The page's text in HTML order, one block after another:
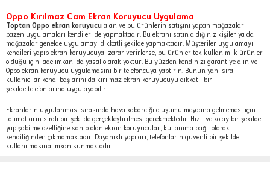
Oppo Kırılmaz Cam Ekran Koruyucu Uygulama
Toptan Oppo ekran koruyucu alan ve bu ürünlerin satışını yapan mağazalar,
bazen uygulamaları kendileri de yapmaktadır. Bu ekranı satın aldığınız kişiler ya da
mağazalar genelde uygulamayı dikkatli şekilde yapmaktadır. Müşteriler uygulamayı
kendileri yapıp ekran koruyucuya zarar verirlerse, bu ürünler tek kullanımlık ürünler
olduğu için iade imkanı da yasal olarak yoktur. Bu yüzden kendinizi garantiye alın ve
Oppo ekran koruyucu uygulamasını bir telefoncuya yaptırın. Bunun yanı sıra,
kullanıcılar kendi başlarını da kırılmaz ekran koruyucuyu dikkatli bir
şekilde telefonlarına uygulayabilir.
Ekranların uygulanması sırasında hava kabarcığı oluşumu meydana gelmemesi için
talimatların sıralı bir şekilde gerçekleştirilmesi gerekmektedir. Hızlı ve kolay bir şekilde
yapışabilme özelliğine sahip olan ekran koruyucular, kullanıma bağlı olarak
kendiliğinden çıkmamaktadır. Dayanıklı yapıları, telefonların güvenli bir şekilde
kullanılmasına imkan sunmaktadır.